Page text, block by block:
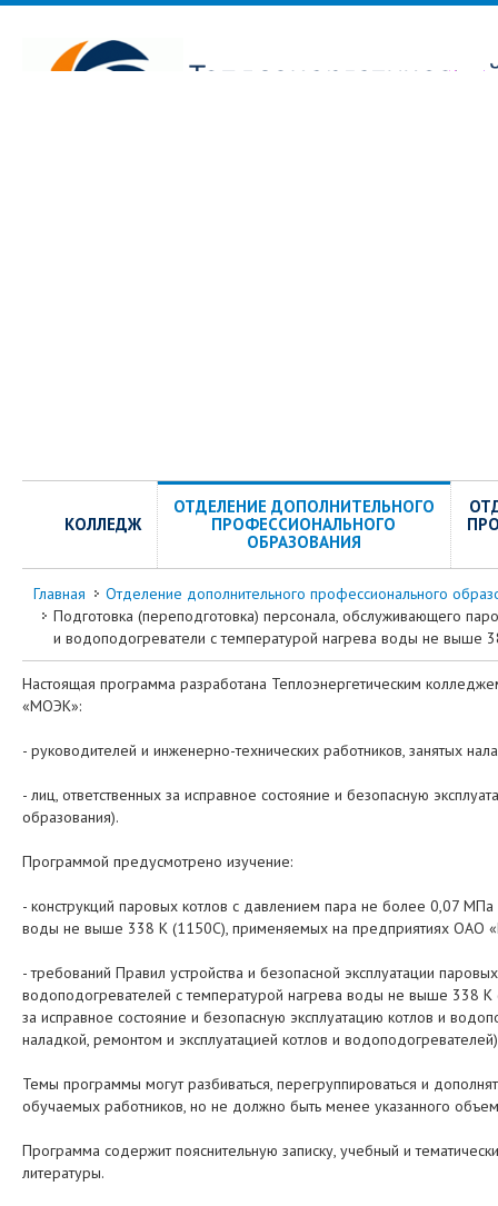
КОЛЛЕДЖ
ОТДЕЛЕНИЕ ДОПОЛНИТЕЛЬНОГО
ПРОФЕССИОНАЛЬНОГО
ОБРАЗОВАНИЯ
Главная
Отделение дополнительного профессионального
Подготовка (переподготовка) персонала, обслуживающего
и водоподогреватели с температурой нагрева воды не выше
Настоящая программа разработана Теплоэнергетическим
«МОЭК»:
- руководителей и инженерно-технических работников, занятых
- лиц, ответственных за исправное состояние и безопасную
образования).
Программой предусмотрено изучение:
- конструкций паровых котлов с давлением пара не более 0,07
воды не выше 338 К (1150С), применяемых на предприятиях ОАО
- требований Правил устройства и безопасной эксплуатации
водоподогревателей с температурой нагрева воды не выше 338
за исправное состояние и безопасную эксплуатацию котлов и
наладкой, ремонтом и эксплуатацией котлов и
Темы программы могут разбиваться, перегруппироваться и
обучаемых работников, но не должно быть менее указанного
Программа содержит пояснительную записку, учебный и
литературы.